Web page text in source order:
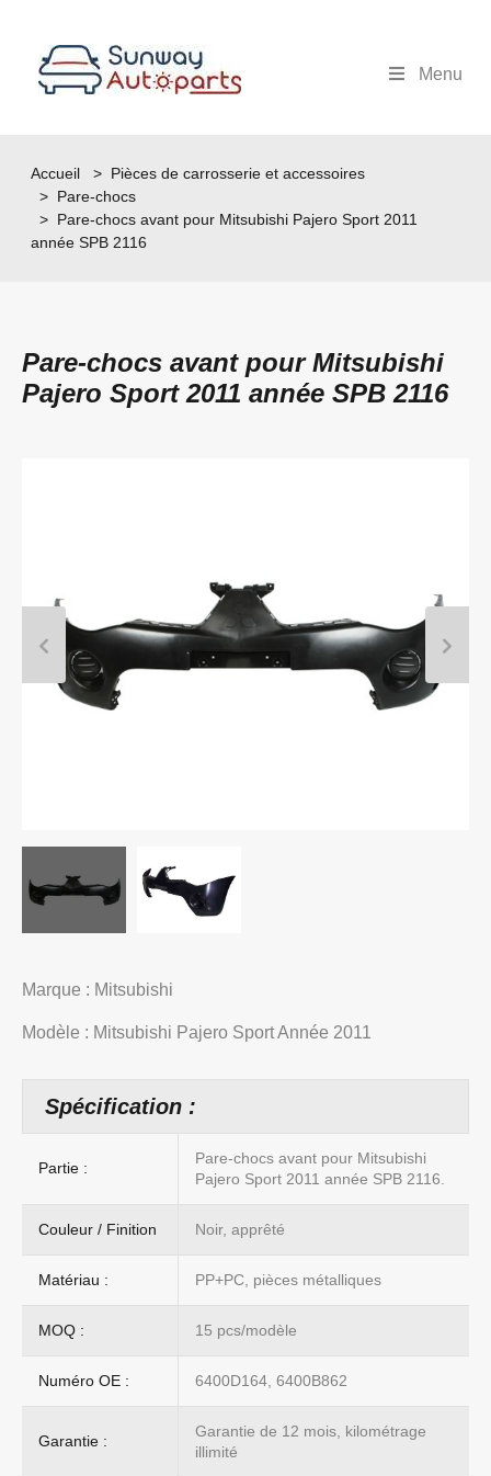
Menu
Accueil >Pièces de carrosserie et accessoires
>Pare-chocs
> Pare-chocs avant pour Mitsubishi Pajero Sport 2011
année SPB 2116
Pare-chocs avant pour Mitsubishi
Pajero Sport 2011 année SPB 2116
Marque : Mitsubishi
Modèle : Mitsubishi Pajero Sport Année 2011
Spécification :
Partie :
Pare-chocs avant pour Mitsubishi
Pajero Sport 2011 année SPB 2116.
Couleur / Finition Noir, apprêté
Matériau : PP+PC, pièces métalliques
MOQ : 15 pcs/modèle
Numéro OE : 6400D164, 6400B862
Garantie :
Garantie de 12 mois, kilométrage
illimité